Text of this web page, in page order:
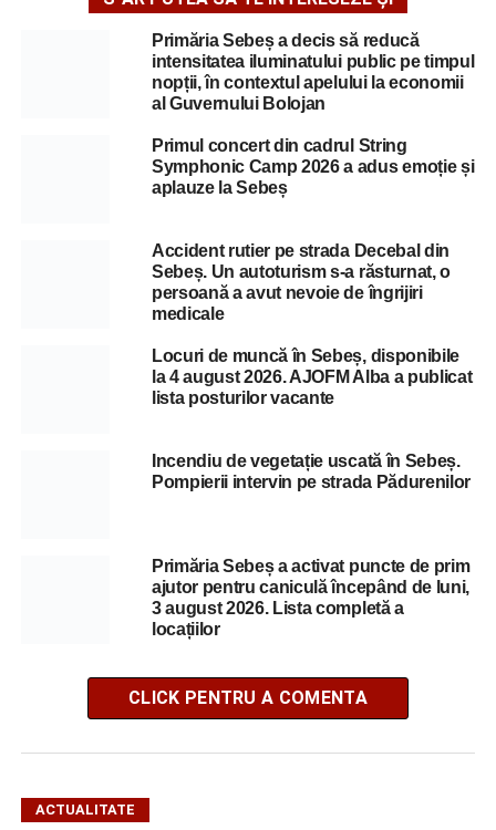
Primăria Sebeș a decis să reducă
intensitatea iluminatului public pe timpul
nopții, în contextul apelului la economii
al Guvernului Bolojan
Primul concert din cadrul String
Symphonic Camp 2026 a adus emoție și
aplauze la Sebeș
Accident rutier pe strada Decebal din
Sebeș. Un autoturism s-a răsturnat, o
persoană a avut nevoie de îngrijiri
medicale
Locuri de muncă în Sebeș, disponibile
la 4 august 2026. AJOFM Alba a publicat
lista posturilor vacante
Incendiu de vegetație uscată în Sebeș.
Pompierii intervin pe strada Pădurenilor
Primăria Sebeș a activat puncte de prim
ajutor pentru caniculă începând de luni,
3 august 2026. Lista completă a
locațiilor
CLICK PENTRU A COMENTA
ACTUALITATE